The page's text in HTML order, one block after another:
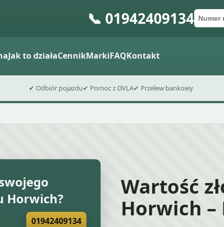
📞 01942409134Kod
Wyślij
Jak to działaCennikMarkiFAQKontakt
✔ Odbiór pojazdu✔ Pomoc z DVLA✔ Przelew bankowy
Horwich?
01942409134
Wartość
Horwich –